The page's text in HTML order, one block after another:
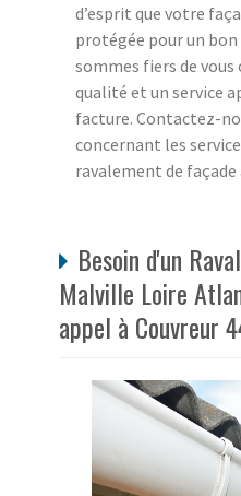
d’esprit que votre
protégée pour un
sommes fiers de vous
qualité et un service
facture. Contactez-
concernant les
ravalement de façade
Besoin d'un
Malville Loire
appel à Couvreur